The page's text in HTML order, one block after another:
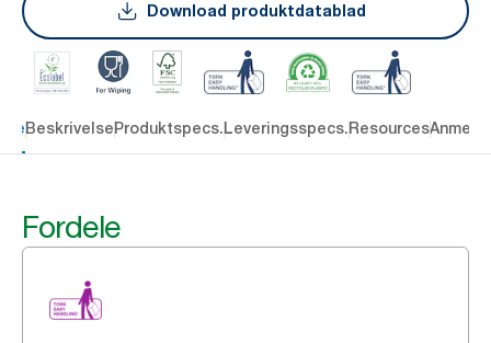
Download produktdatablad
BeskrivelseProduktspecs.Leveringsspecs.Resources
Fordele